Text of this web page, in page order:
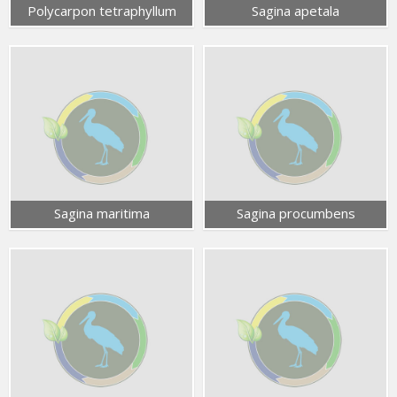
Polycarpon tetraphyllum Sagina apetala
Sagina maritima Sagina procumbens